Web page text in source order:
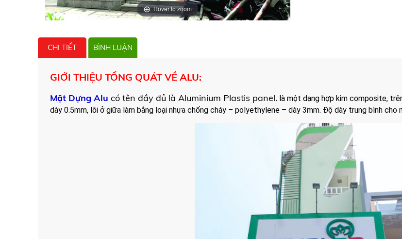
Hover to zoom
CHI TIẾT BÌNH LUẬN
GIỚI THIỆU TỔNG QUÁT VỀ ALU:
Mặt Dựng Alu có tên đầy đủ là Aluminium Plastis panel. là một dạng hợp kim composite,
dày 0.5mm, lõi ở giữa làm bằng loại nhựa chống cháy – polyethylene – dày 3mm. Độ dày trung bình